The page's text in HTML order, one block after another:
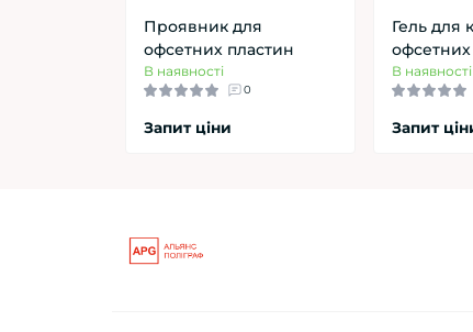
Проявник для
офсетних пластин
В наявності
0
Запит ціни
Гель для
В наявності
Запит